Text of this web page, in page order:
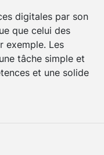
digitales par son
que celui des
exemple. Les
tâche simple et
et une solide